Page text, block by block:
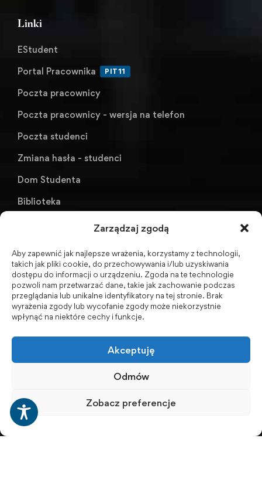
Zarządzaj zgodą
Aby zapewnić jak najlepsze wrażenia, korzystamy z technologii,
takich jak pliki cookie, do przechowywania i/lub uzyskiwania
dostępu do informacji o urządzeniu. Zgoda na te technologie
pozwoli nam przetwarzać dane, takie jak zachowanie podczas
przeglądania lub unikalne identyfikatory na tej stronie. Brak
wyrażenia zgody lub wycofanie zgody może niekorzystnie
wpłynąć na niektóre cechy i funkcje.
Akceptuję
Odmów
Zobacz preferencje
Linki
EStudent
Portal Pracownika
PIT11
Poczta pracownicy
Poczta pracownicy - wersja na telefon
Poczta studenci
Zmiana hasła - studenci
Dom Studenta
Biblioteka
KU AZS ANS w Raciborzu
Biuletyn Informacji Publicznej
BIP - Biuletyn Informacji Publicznej PWSZ -